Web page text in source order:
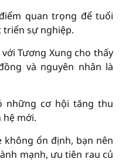
quan trọng để tuổi
triển sự nghiệp.
Tương Xung cho thấy
và nguyên nhân là
những cơ hội tăng thu
hệ mới.
không ổn định, bạn nên
mạnh, ưu tiên rau củ